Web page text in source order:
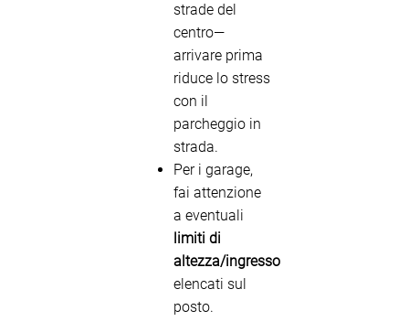
strade del
centro—
arrivare prima
riduce lo stress
con il
parcheggio in
strada.
Per i garage,
fai attenzione
a eventuali
limiti di
altezza/ingresso
elencati sul
posto.